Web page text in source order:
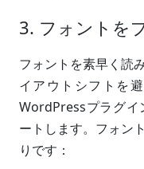
3. フォントを
フォントを素早く読
イアウトシフトを
WordPressプラグイ
ートします。フォン
りです：